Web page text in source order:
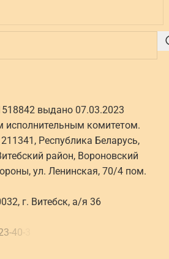
выдано 07.03.2023
исполнительным комитетом.
Республика Беларусь,
район, Вороновский
ул. Ленинская, 70/4 пом.
г. Витебск, а/я 36
3-40-